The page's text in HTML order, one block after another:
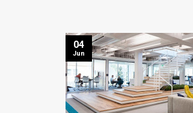
04
Jun